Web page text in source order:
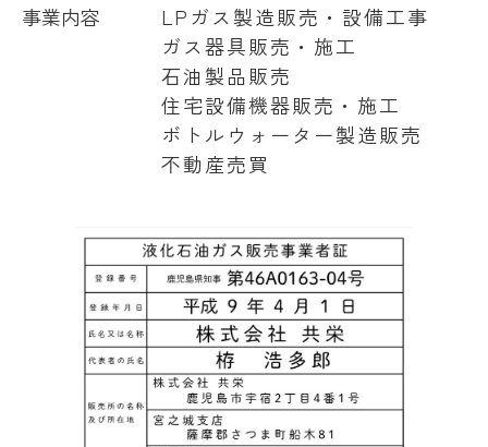
事業内容
LPガス製造販売・設備工事
ガス器具販売・施工
石油製品販売
住宅設備機器販売・施工
ボトルウォーター製造販売
不動産売買